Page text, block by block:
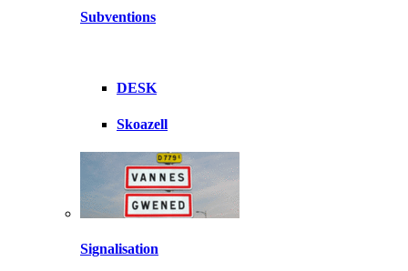
Subventions
DESK
Skoazell
Signalisation